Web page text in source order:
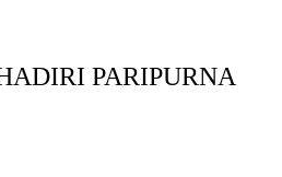
PARIPURNA